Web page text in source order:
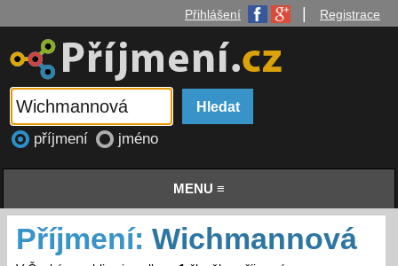
Přihlášení Registrace
příjmení jméno
MENU ≡
Příjmení: Wichmannová